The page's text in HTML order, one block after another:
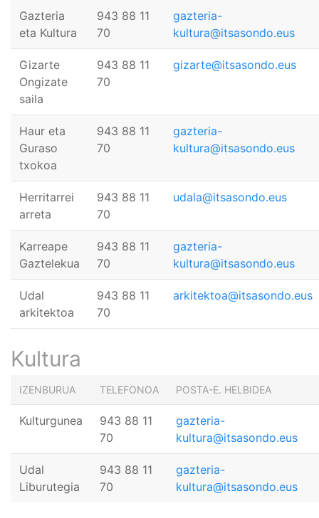
Gazteria
eta Kultura
943 88 11
70
gazteria-
kultura@itsasondo.eus
Gizarte
Ongizate
saila
943 88 11
70
gizarte@itsasondo.eus
Haur eta
Guraso
txokoa
943 88 11
70
gazteria-
kultura@itsasondo.eus
Herritarrei
arreta
943 88 11
70
udala@itsasondo.eus
Karreape
Gaztelekua
943 88 11
70
gazteria-
kultura@itsasondo.eus
Udal
arkitektoa
943 88 11
70
arkitektoa@itsasondo.eus
Kultura
IZENBURUA TELEFONOA POSTA-E. HELBIDEA
Kulturgunea
943 88 11
70
gazteria-
kultura@itsasondo.eus
Udal
Liburutegia
943 88 11
70
gazteria-
kultura@itsasondo.eus